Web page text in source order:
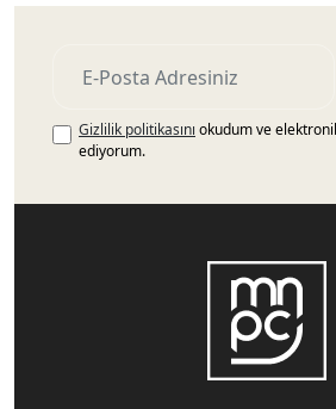
Gizlilik politikasını okudum ve
ediyorum.